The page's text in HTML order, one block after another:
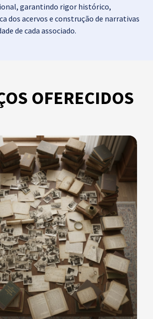
garantindo rigor histórico,
dos acervos e construção de narrativas
de cada associado.
OFERECIDOS